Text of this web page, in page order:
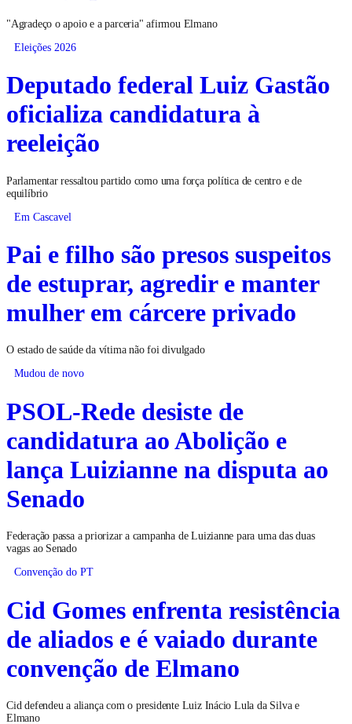
"Agradeço o apoio e a parceria" afirmou Elmano
Eleições 2026
Deputado federal Luiz Gastão
oficializa candidatura à
reeleição
Parlamentar ressaltou partido como uma força política de centro e de
equilíbrio
Em Cascavel
Pai e filho são presos suspeitos
de estuprar, agredir e manter
mulher em cárcere privado
O estado de saúde da vítima não foi divulgado
Mudou de novo
PSOL-Rede desiste de
candidatura ao Abolição e
lança Luizianne na disputa ao
Senado
Federação passa a priorizar a campanha de Luizianne para uma das duas
vagas ao Senado
Convenção do PT
Cid Gomes enfrenta resistência
de aliados e é vaiado durante
convenção de Elmano
Cid defendeu a aliança com o presidente Luiz Inácio Lula da Silva e
Elmano